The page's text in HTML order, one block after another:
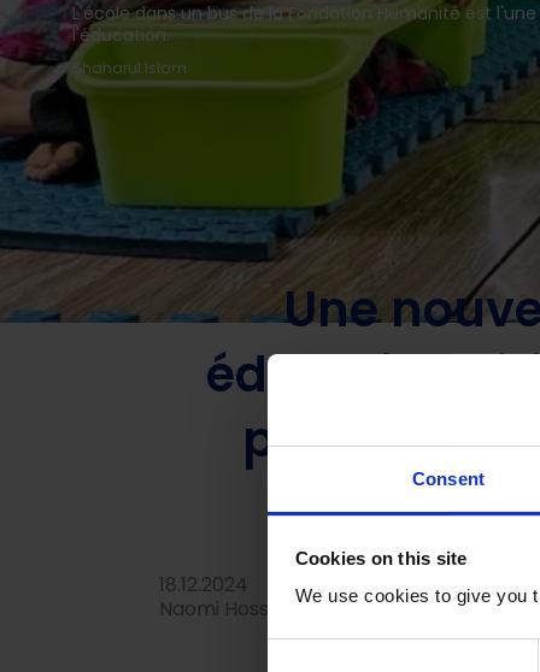
Consent
Cookies on this site
We use cookies to give you
L'école dans un bus de la Fondation Humanité est
l'éducation.
Shaharul Islam
Home
Une nouvelle
de l’éducation
Une
éducative
18.12.2024
Naomi Hossain and Rafsanul Hoque,